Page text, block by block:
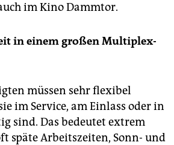
im Kino Dammtor.
in einem großen Multiplex-
müssen sehr flexibel
im Service, am Einlass oder in
sind. Das bedeutet extrem
späte Arbeitszeiten, Sonn- und